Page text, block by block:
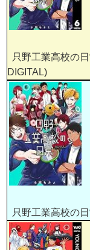
只野工業高校の
DIGITAL)
只野工業高校の